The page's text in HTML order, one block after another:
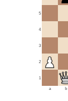
1
2
3
4
5
a b